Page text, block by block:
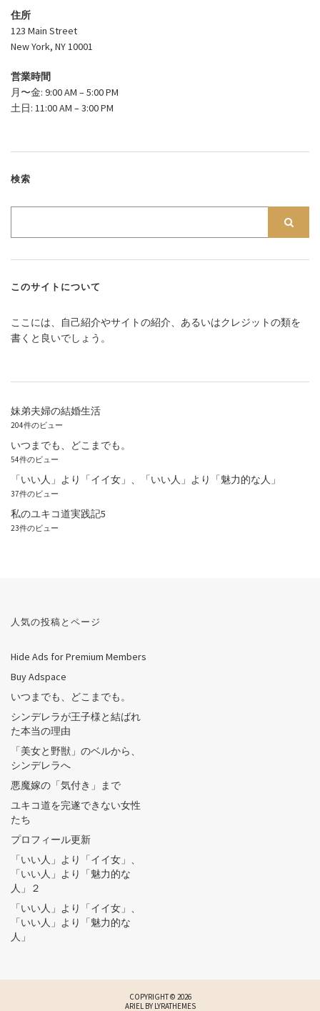
住所
123 Main Street
New York, NY 10001
営業時間
月〜金: 9:00 AM – 5:00 PM
土日: 11:00 AM – 3:00 PM
検索
このサイトについて
ここには、自己紹介やサイトの紹介、あるいはクレジットの類を
書くと良いでしょう。
妹弟夫婦の結婚生活
204件のビュー
いつまでも、どこまでも。
54件のビュー
「いい人」より「イイ女」、「いい人」より「魅力的な人」
37件のビュー
私のユキコ道実践記5
23件のビュー
人気の投稿とページ
Hide Ads for Premium Members
Buy Adspace
いつまでも、どこまでも。
シンデレラが王子様と結ばれ
た本当の理由
「美女と野獣」のベルから、
シンデレラへ
悪魔嫁の「気付き」まで
ユキコ道を完遂できない女性
たち
プロフィール更新
「いい人」より「イイ女」、
「いい人」より「魅力的な
人」２
「いい人」より「イイ女」、
「いい人」より「魅力的な
人」
COPYRIGHT © 2026
ARIEL BY LYRATHEMES